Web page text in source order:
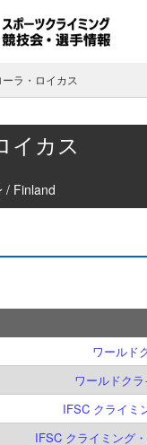
ーラ・ロイカス
イカス
/ Finland
ワールド
ワールドク
IFSC クライミ
IFSC クライミング